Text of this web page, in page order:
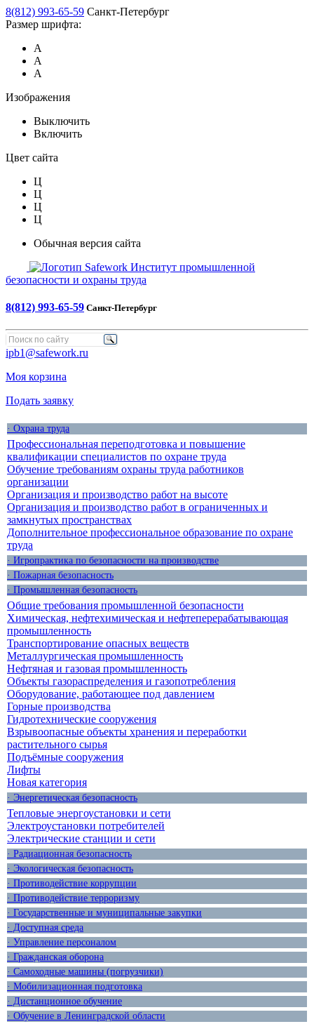
8(812) 993-65-59 Санкт-Петербург
Размер шрифта:
А
А
А
Изображения
Выключить
Включить
Цвет сайта
Ц
Ц
Ц
Ц
Обычная версия сайта
Safework Институт промышленной
безопасности и охраны труда
8(812) 993-65-59 Санкт-Петербург
ipb1@safework.ru
Моя корзина
Подать заявку
· Охрана труда
Профессиональная переподготовка и повышение
квалификации специалистов по охране труда
Обучение требованиям охраны труда работников
организации
Организация и производство работ на высоте
Организация и производство работ в ограниченных и
замкнутых пространствах
Дополнительное профессиональное образование по охране
труда
· Игропрактика по безопасности на производстве
· Пожарная безопасность
· Промышленная безопасность
Общие требования промышленной безопасности
Химическая, нефтехимическая и нефтеперерабатывающая
промышленность
Транспортирование опасных веществ
Металлургическая промышленность
Нефтяная и газовая промышленность
Объекты газораспределения и газопотребления
Оборудование, работающее под давлением
Горные производства
Гидротехнические сооружения
Взрывоопасные объекты хранения и переработки
растительного сырья
Подъёмные сооружения
Лифты
Новая категория
· Энергетическая безопасность
Тепловые энергоустановки и сети
Электроустановки потребителей
Электрические станции и сети
· Радиационная безопасность
· Экологическая безопасность
· Противодействие коррупции
· Противодействие терроризму
· Государственные и муниципальные закупки
· Доступная среда
· Управление персоналом
· Гражданская оборона
· Самоходные машины (погрузчики)
· Мобилизационная подготовка
· Дистанционное обучение
· Обучение в Ленинградской области